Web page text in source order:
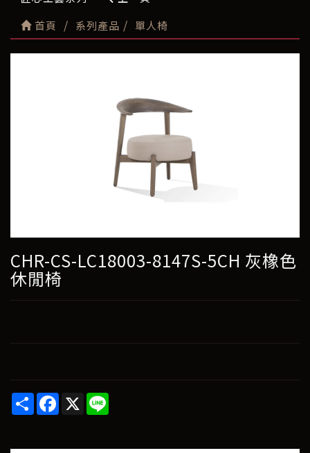
首頁
系列產品 單人椅
CHR-CS-LC18003-8147S-5CH 灰橡色
休閒椅
ShareFacebook
X